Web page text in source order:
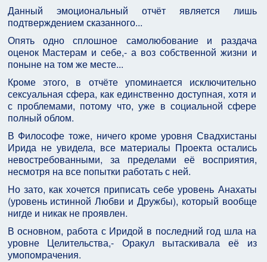
Данный эмоциональный отчёт является лишь
подтверждением сказанного...
Опять одно сплошное самолюбование и раздача
оценок Мастерам и себе,- а воз собственной жизни и
поныне на том же месте...
Кроме этого, в отчёте упоминается исключительно
сексуальная сфера, как единственно доступная, хотя и
с проблемами, потому что, уже в социальной сфере
полный облом.
В Философе тоже, ничего кроме уровня Свадхистаны
Ирида не увидела, все материалы Проекта остались
невостребованными, за пределами её восприятия,
несмотря на все попытки работать с ней.
Но зато, как хочется приписать себе уровень Анахаты
(уровень истинной Любви и Дружбы), который вообще
нигде и никак не проявлен.
В основном, работа с Иридой в последний год шла на
уровне Целительства,- Оракул вытаскивала её из
умопомрачения.